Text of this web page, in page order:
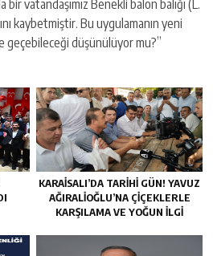
vatandaşımız Benekli balon balığı (L.
kaybetmiştir. Bu uygulamanın yeni
geçebileceği düşünülüyor mu?”
KARAISALI’DA TARIHI GÜN! YAVUZ
AĞIRALIOĞLU’NA ÇIÇEKLERLE
KARŞILAMA VE YOĞUN İLGI